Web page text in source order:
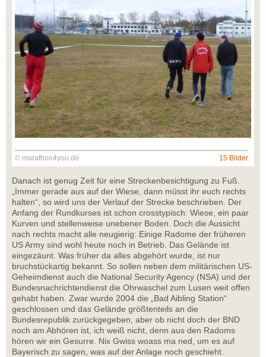
© marathon4you.de 15 Bilder
Danach ist genug Zeit für eine Streckenbesichtigung zu Fuß.
„Immer gerade aus auf der Wiese, dann müsst ihr euch rechts
halten“, so wird uns der Verlauf der Strecke beschrieben. Der
Anfang der Rundkurses ist schon crosstypisch: Wiese, ein paar
Kurven und stellenweise unebener Boden. Doch die Aussicht
nach rechts macht alle neugierig: Einige Radome der früheren
US Army sind wohl heute noch in Betrieb. Das Gelände ist
eingezäunt. Was früher da alles abgehört wurde, ist nur
bruchstückartig bekannt. So sollen neben dem militärischen US-
Geheimdienst auch die National Security Agency (NSA) und der
Bundesnachrichtendienst die Ohrwaschel zum Lusen weit offen
gehabt haben. Zwar wurde 2004 die „Bad Aibling Station“
geschlossen und das Gelände größtenteils an die
Bundesrepublik zurückgegeben, aber ob nicht doch der BND
noch am Abhören ist, ich weiß nicht, denn aus den Radoms
hören wir ein Gesurre. Nix Gwiss woass ma ned, um es auf
Bayerisch zu sagen, was auf der Anlage noch geschieht.